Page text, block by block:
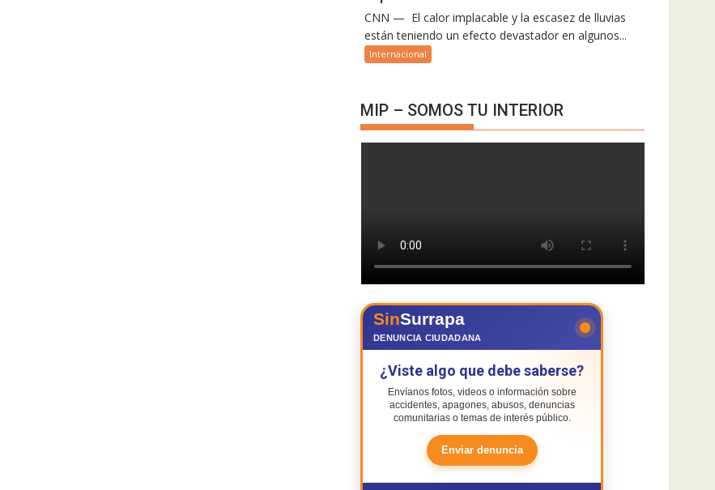
CNN — El calor implacable y la escasez de lluvias
están teniendo un efecto devastador en algunos...
Internacional
MIP – SOMOS TU INTERIOR
SinSurrapa
DENUNCIA CIUDADANA
¿Viste algo que debe saberse?
Envíanos fotos, videos o información sobre
accidentes, apagones, abusos, denuncias
comunitarias o temas de interés público.
Enviar denuncia